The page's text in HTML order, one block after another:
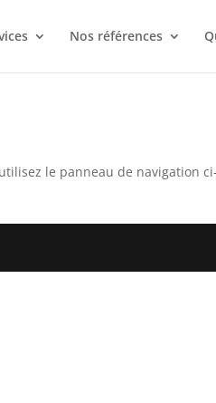
Nos références
le panneau de navigation